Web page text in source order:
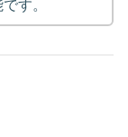
す。